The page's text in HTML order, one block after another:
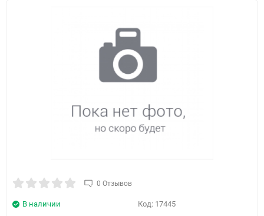
0 Отзывов
Код: 17445
В наличии